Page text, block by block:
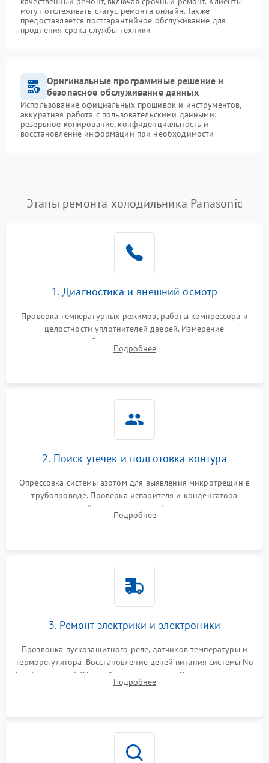
могут отслеживать статус ремонта онлайн. Также
предоставляется постгарантийное обслуживание для
продления срока службы техники
Оригинальные программные решение и
безопасное обслуживание данных
Использование официальных прошивок и инструментов,
аккуратная работа с пользовательскими данными:
резервное копирование, конфиденциальность и
восстановление информации при необходимости
Этапы ремонта холодильника Panasonic
1. Диагностика и внешний осмотр
Проверка температурных режимов, работы компрессора и
целостности уплотнителей дверей. Измерение
сопротивления обмоток мотора, проверка термостата и
считывание кодов ошибок с электронного дисплея.
Подробнее
2. Поиск утечек и подготовка контура
Опрессовка системы азотом для выявления микротрещин в
трубопроводе. Проверка испарителя и конденсатора
течеискателем. Демонтаж старого фильтра-осушителя и
продувка капиллярной трубки для устранения засоров.
Подробнее
3. Ремонт электрики и электроники
Прозвонка пускозащитного реле, датчиков температуры и
терморегулятора. Восстановление цепей питания системы No
Frost, включая ТЭН оттайки и вентилятор. Ремонт или замена
платы управления при сбоях алгоритмов.
Подробнее